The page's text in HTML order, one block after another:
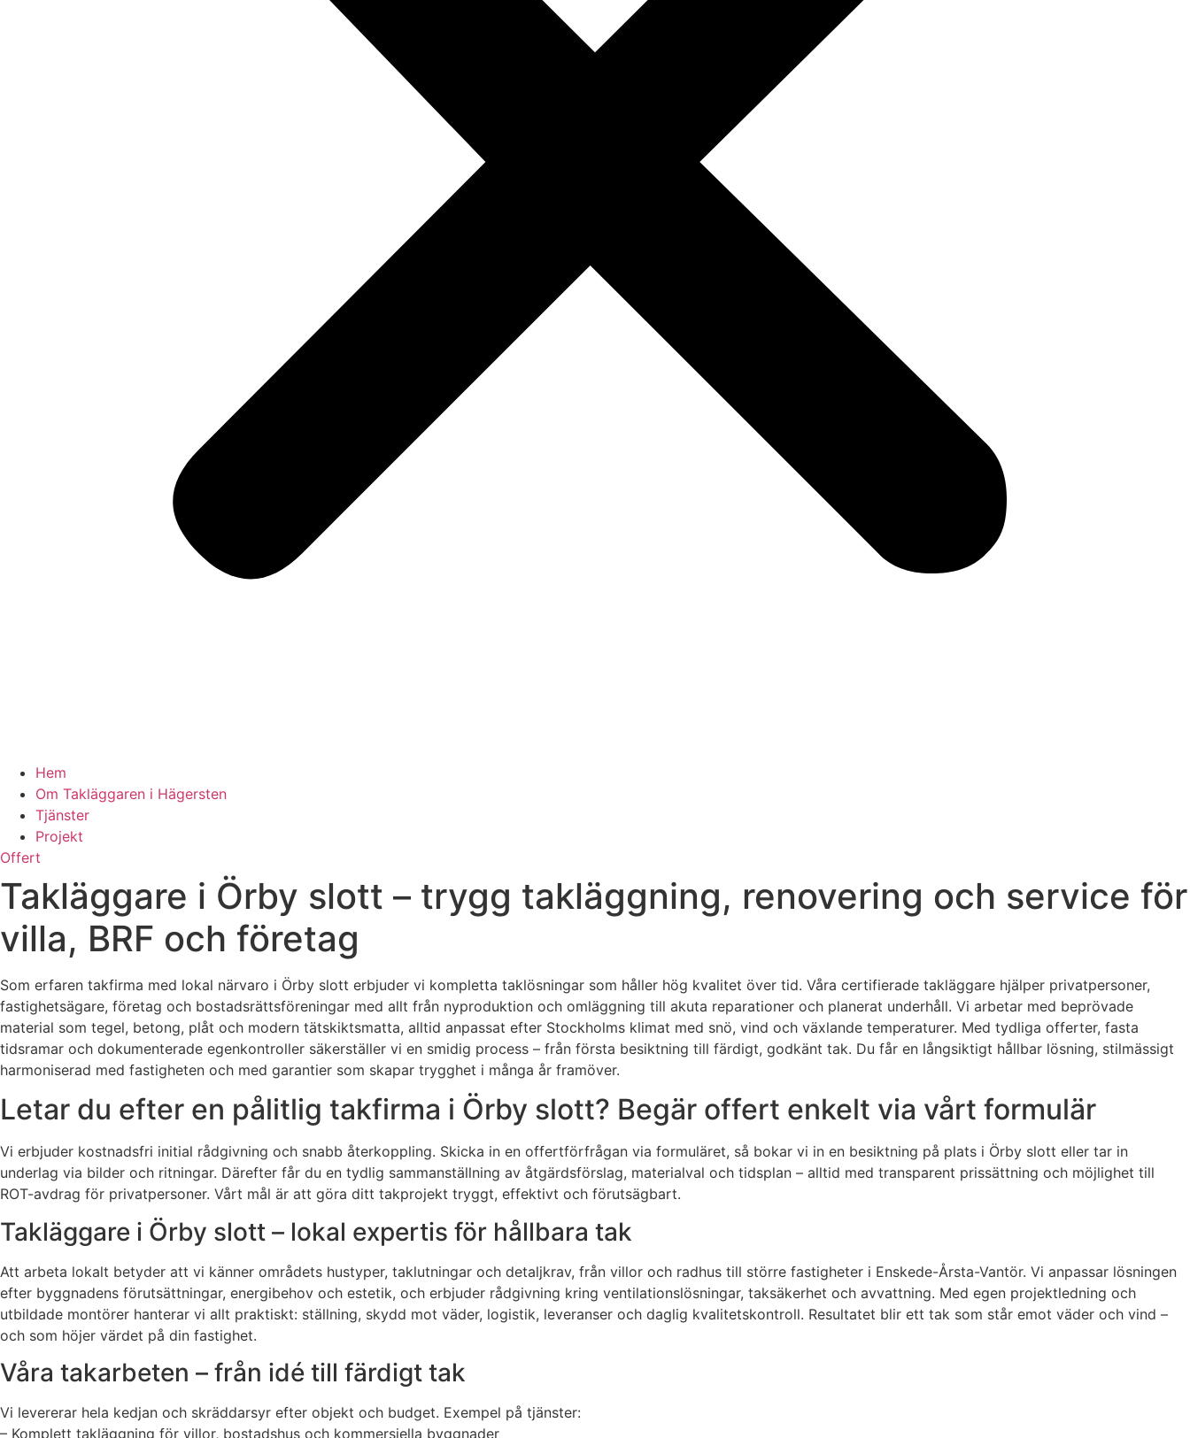
Hem
Om Takläggaren i Hägersten
Tjänster
Projekt
Offert
Takläggare i Örby slott – trygg takläggning, renovering och service för
villa, BRF och företag
Som erfaren takfirma med lokal närvaro i Örby slott erbjuder vi kompletta taklösningar som håller hög kvalitet över tid. Våra certifierade takläggare hjälper privatpersoner,
fastighetsägare, företag och bostadsrättsföreningar med allt från nyproduktion och omläggning till akuta reparationer och planerat underhåll. Vi arbetar med beprövade
material som tegel, betong, plåt och modern tätskiktsmatta, alltid anpassat efter Stockholms klimat med snö, vind och växlande temperaturer. Med tydliga offerter, fasta
tidsramar och dokumenterade egenkontroller säkerställer vi en smidig process – från första besiktning till färdigt, godkänt tak. Du får en långsiktigt hållbar lösning, stilmässigt
harmoniserad med fastigheten och med garantier som skapar trygghet i många år framöver.
Letar du efter en pålitlig takfirma i Örby slott? Begär offert enkelt via vårt formulär
Vi erbjuder kostnadsfri initial rådgivning och snabb återkoppling. Skicka in en offertförfrågan via formuläret, så bokar vi in en besiktning på plats i Örby slott eller tar in
underlag via bilder och ritningar. Därefter får du en tydlig sammanställning av åtgärdsförslag, materialval och tidsplan – alltid med transparent prissättning och möjlighet till
ROT-avdrag för privatpersoner. Vårt mål är att göra ditt takprojekt tryggt, effektivt och förutsägbart.
Takläggare i Örby slott – lokal expertis för hållbara tak
Att arbeta lokalt betyder att vi känner områdets hustyper, taklutningar och detaljkrav, från villor och radhus till större fastigheter i Enskede-Årsta-Vantör. Vi anpassar lösningen
efter byggnadens förutsättningar, energibehov och estetik, och erbjuder rådgivning kring ventilationslösningar, taksäkerhet och avvattning. Med egen projektledning och
utbildade montörer hanterar vi allt praktiskt: ställning, skydd mot väder, logistik, leveranser och daglig kvalitetskontroll. Resultatet blir ett tak som står emot väder och vind –
och som höjer värdet på din fastighet.
Våra takarbeten – från idé till färdigt tak
Vi levererar hela kedjan och skräddarsyr efter objekt och budget. Exempel på tjänster:
– Komplett takläggning för villor, bostadshus och kommersiella byggnader